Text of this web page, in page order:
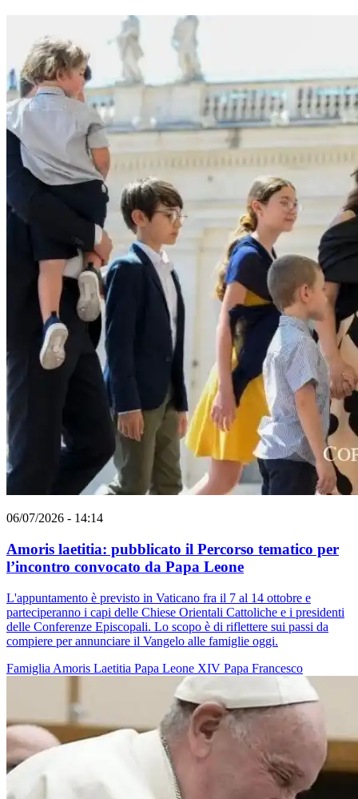
06/07/2026 - 14:14
Amoris laetitia: pubblicato il Percorso tematico per
l’incontro convocato da Papa Leone
L'appuntamento è previsto in Vaticano fra il 7 al 14 ottobre e
parteciperanno i capi delle Chiese Orientali Cattoliche e i presidenti
delle Conferenze Episcopali. Lo scopo è di riflettere sui passi da
compiere per annunciare il Vangelo alle famiglie oggi.
Famiglia Amoris Laetitia Papa Leone XIV Papa Francesco